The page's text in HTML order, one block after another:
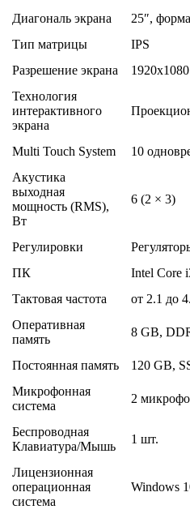
Диагональ экрана
25″,
Тип матрицы
IPS
Разрешение экрана
Технология
интерактивного
экрана
Multi Touch System
10
Акустика
выходная
мощность (RMS),
Вт
6 (2 × 3)
Регулировки
ПК
Intel Core
Тактовая частота
от 2.1 до
Оперативная
память
8 GB,
Постоянная память
120 GB,
Микрофонная
система
2
Беспроводная
Клавиатура/Мышь
1 шт.
Лицензионная
операционная
система
Windows